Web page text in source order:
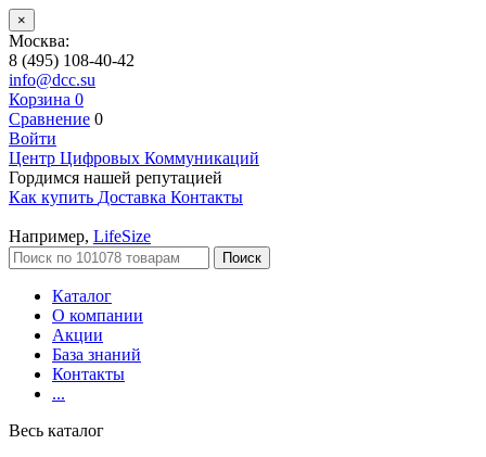
×
Москва:
8 (495) 108-40-42
info@dcc.su
Корзина 0
Сравнение 0
Войти
Центр Цифровых Коммуникаций
Гордимся нашей репутацией
Как купить Доставка Контакты
Например, LifeSize
Поиск
Каталог
О компании
Акции
База знаний
Контакты
...
Весь каталог